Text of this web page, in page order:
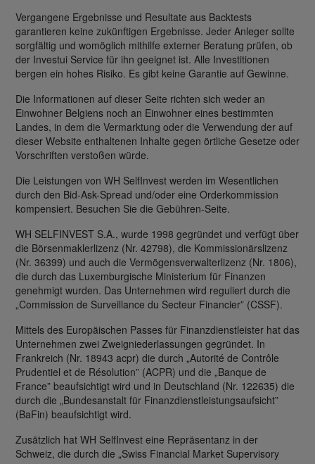
Vergangene Ergebnisse und Resultate aus Backtests
garantieren keine zukünftigen Ergebnisse. Jeder Anleger sollte
sorgfältig und womöglich mithilfe externer Beratung prüfen, ob
der Investui Service für ihn geeignet ist. Alle Investitionen
bergen ein hohes Risiko. Es gibt keine Garantie auf Gewinne.
Die Informationen auf dieser Seite richten sich weder an
Einwohner Belgiens noch an Einwohner eines bestimmten
Landes, in dem die Vermarktung oder die Verwendung der auf
dieser Website enthaltenen Inhalte gegen örtliche Gesetze oder
Vorschriften verstoßen würde.
Die Leistungen von WH SelfInvest werden im Wesentlichen
durch den Bid-Ask-Spread und/oder eine Orderkommission
kompensiert. Besuchen Sie die Gebühren-Seite.
WH SELFINVEST S.A., wurde 1998 gegründet und verfügt über
die Börsenmaklerlizenz (Nr. 42798), die Kommissionärslizenz
(Nr. 36399) und auch die Vermögensverwalterlizenz (Nr. 1806),
die durch das Luxemburgische Ministerium für Finanzen
genehmigt wurden. Das Unternehmen wird reguliert durch die
„Commission de Surveillance du Secteur Financier” (CSSF).
Mittels des Europäischen Passes für Finanzdienstleister hat das
Unternehmen zwei Zweigniederlassungen gegründet. In
Frankreich (Nr. 18943 acpr) die durch „Autorité de Contrôle
Prudentiel et de Résolution” (ACPR) und die „Banque de
France” beaufsichtigt wird und in Deutschland (Nr. 122635) die
durch die „Bundesanstalt für Finanzdienstleistungsaufsicht”
(BaFin) beaufsichtigt wird.
Zusätzlich hat WH SelfInvest eine Repräsentanz in der
Schweiz, die durch die „Swiss Financial Market Supervisory